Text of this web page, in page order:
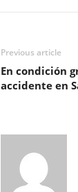
Previous article
En condición
accidente en